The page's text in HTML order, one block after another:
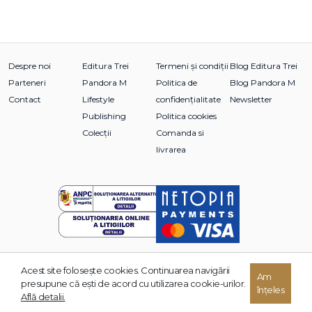
recompensat cu Premiul Biblioteca Breve. În 2022, a primit
Despre noi
Parteneri
Contact
Editura Trei
Pandora M
Lifestyle
Publishing
Colecții
Termeni și condiții
Politica de
confidențialitate
Politica cookies
Comanda si
livrarea
Blog Editura Trei
Blog Pandora M
Newsletter
© 2026 Grupul Editorial TREI. Toate drepturile rezervate.
Acest site foloseşte cookies. Continuarea navigării
presupune că eşti de acord cu utilizarea cookie-urilor.
Află detalii.
Am
înțeles